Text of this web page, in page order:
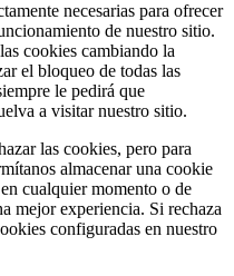
necesarias para ofrecer
de nuestro sitio.
cookies cambiando la
el bloqueo de todas las
le pedirá que
a visitar nuestro sitio.
las cookies, pero para
almacenar una cookie
cualquier momento o de
mejor experiencia. Si rechaza
configuradas en nuestro